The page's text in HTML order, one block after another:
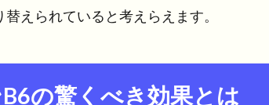
えられていると考えらえます。
の驚くべき効果とは